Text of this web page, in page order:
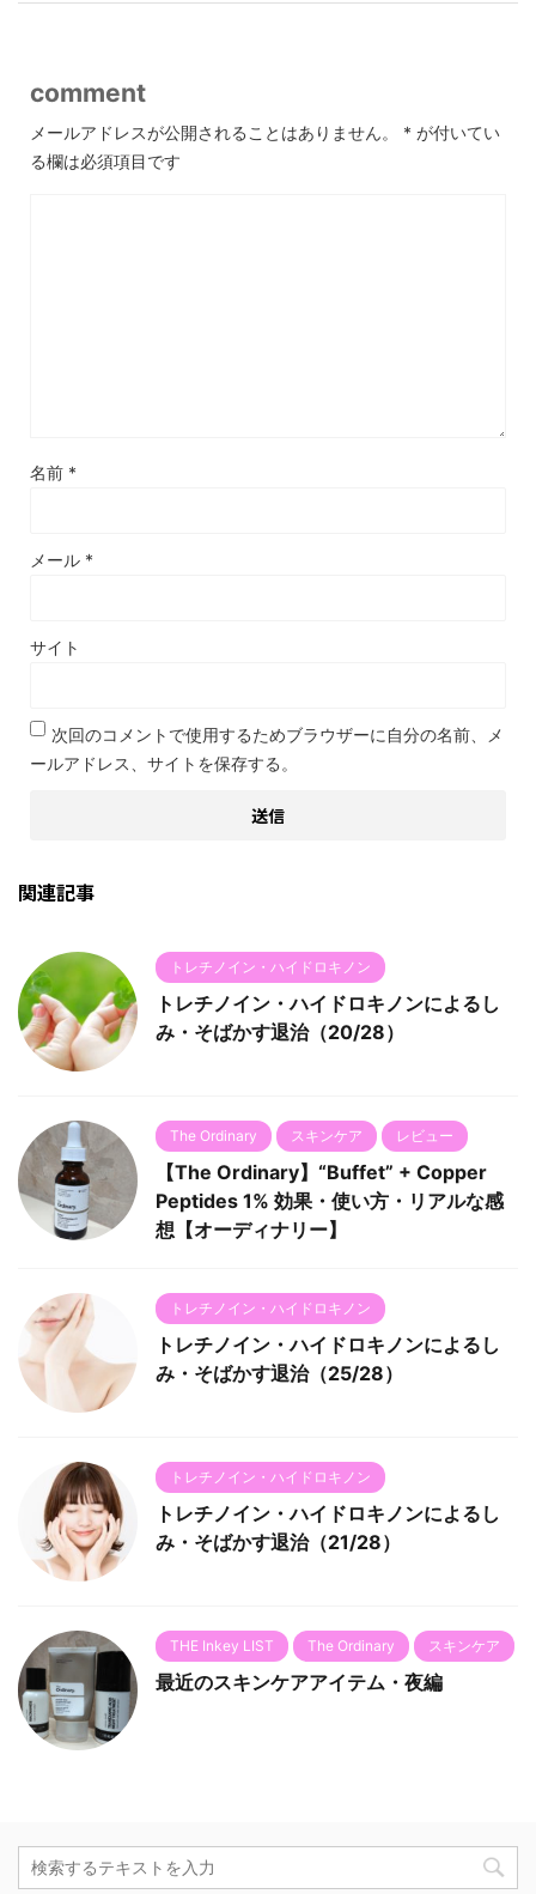
comment
メールアドレスが公開されることはありません。 * が付いてい
る欄は必須項目です
名前 *
メール *
サイト
次回のコメントで使用するためブラウザーに自分の名前、メ
ールアドレス、サイトを保存する。
関連記事
トレチノイン・ハイドロキノン
トレチノイン・ハイドロキノンによるし
み・そばかす退治（20/28）
The Ordinary スキンケア レビュー
【The Ordinary】“Buffet” + Copper
Peptides 1% 効果・使い方・リアルな感
想【オーディナリー】
トレチノイン・ハイドロキノン
トレチノイン・ハイドロキノンによるし
み・そばかす退治（25/28）
トレチノイン・ハイドロキノン
トレチノイン・ハイドロキノンによるし
み・そばかす退治（21/28）
THE Inkey LIST The Ordinary スキンケア
最近のスキンケアアイテム・夜編